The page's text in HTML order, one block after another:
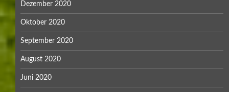
Dezember 2020
Oktober 2020
September 2020
August 2020
Juni 2020